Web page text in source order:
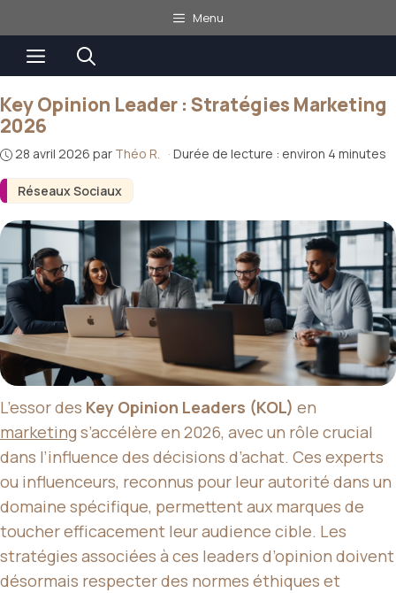
au
contenu
Menu
Menu
Réseaux Sociaux
Key Opinion Leader : Stratégies Marketing
2026
28 avril 2026 par Théo R. · Durée de lecture : environ 4 minutes
L’essor des Key Opinion Leaders (KOL) en
marketings’accélère en 2026, avec un rôle crucial
dans l’influence des décisions d’achat. Ces experts
ou influenceurs, reconnus pour leur autorité dans un
domaine spécifique, permettent aux marques de
toucher efficacement leur audience cible. Les
stratégies associées à ces leaders d’opinion doivent
désormais respecter des normes éthiques et